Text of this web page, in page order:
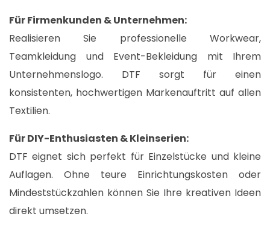
Für Firmenkunden & Unternehmen:
Realisieren Sie professionelle Workwear,
Teamkleidung und Event-Bekleidung mit Ihrem
Unternehmenslogo. DTF sorgt für einen
konsistenten, hochwertigen Markenauftritt auf allen
Textilien.​
Für DIY-Enthusiasten & Kleinserien:
DTF eignet sich perfekt für Einzelstücke und kleine
Auflagen. Ohne teure Einrichtungskosten oder
Mindeststückzahlen können Sie Ihre kreativen Ideen
direkt umsetzen.​